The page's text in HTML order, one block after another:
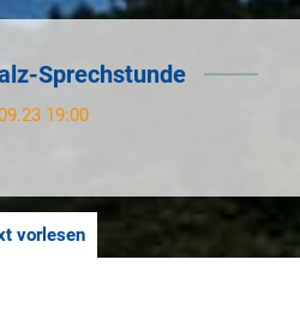
Sprechstunde
19:00
vorlesen